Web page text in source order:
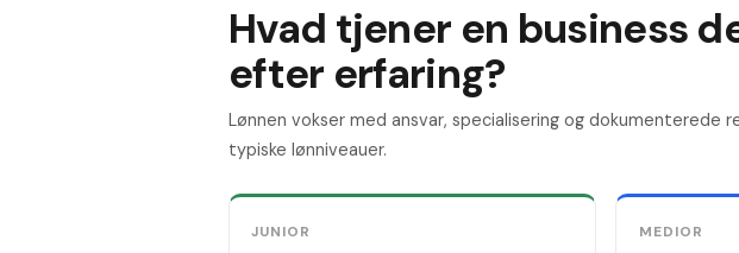
Hvad tjener en business
efter erfaring?
Lønnen vokser med ansvar, specialisering og dokumenterede
typiske lønniveauer.
JUNIOR MEDIOR